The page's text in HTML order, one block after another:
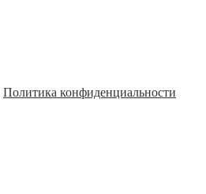
Политика конфиденциальности